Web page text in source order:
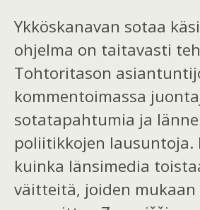
Ykköskanavan sotaa
ohjelma on taitavasti
Tohtoritason
kommentoimassa
sotatapahtumia ja
poliitikkojen lausuntoja.
kuinka länsimedia
väitteitä, joiden mukaan